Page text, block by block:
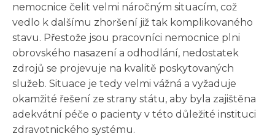
nemocnice čelit velmi náročným situacím, což
vedlo k dalšímu zhoršení již tak komplikovaného
stavu. Přestože jsou pracovníci nemocnice plni
obrovského nasazení a odhodlání, nedostatek
zdrojů se projevuje na kvalitě poskytovaných
služeb. Situace je tedy velmi vážná a vyžaduje
okamžité řešení ze strany státu, aby byla zajištěna
adekvátní péče o pacienty v této důležité instituci
zdravotnického systému.